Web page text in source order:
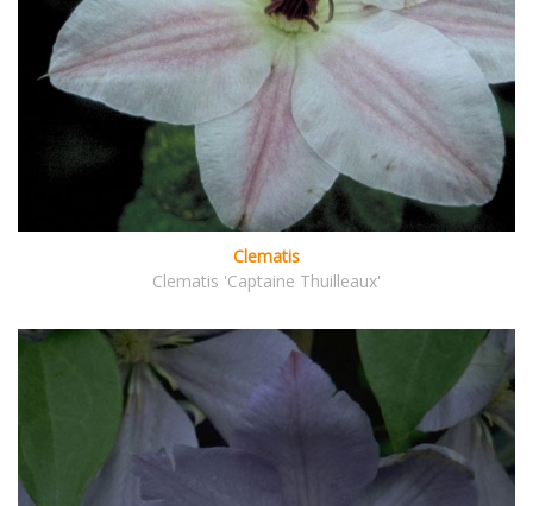
Clematis
Clematis 'Captaine Thuilleaux'